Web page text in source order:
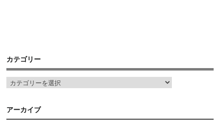
カテゴリー
アーカイブ